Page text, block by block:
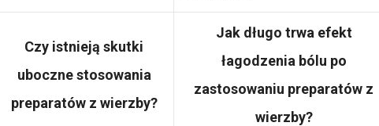
Czy istnieją skutki
uboczne stosowania
preparatów z wierzby?
Jak długo trwa efekt
łagodzenia bólu po
zastosowaniu preparatów z
wierzby?